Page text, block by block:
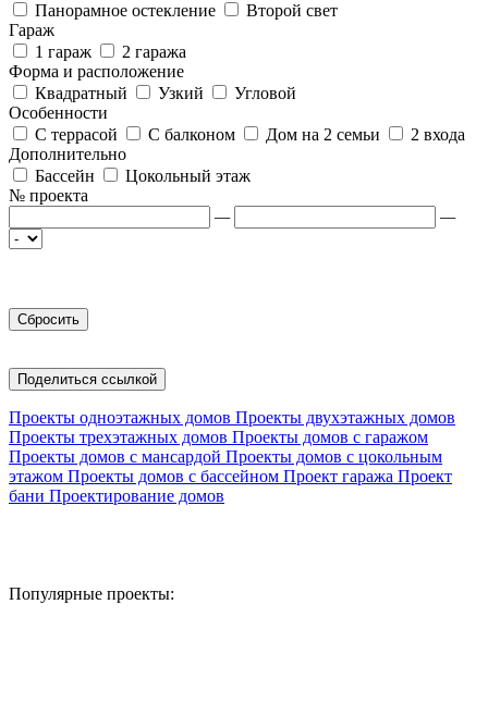
Панорамное остекление
Второй свет
Гараж
1 гараж
2 гаража
Форма и расположение
Квадратный
Узкий
Угловой
Особенности
С террасой
С балконом Дом на 2 семьи
2 входа
Дополнительно
Бассейн
Цокольный этаж
№ проекта
—
—
Поделиться ссылкой
Проекты одноэтажных домов Проекты двухэтажных домов
Проекты трехэтажных домов Проекты домов с гаражом
Проекты домов с мансардой Проекты домов с цокольным
этажом Проекты домов с бассейном Проект гаража Проект
бани Проектирование домов
Популярные проекты: